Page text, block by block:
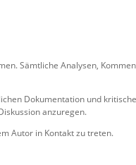
Sämtliche Analysen,
Dokumentation und
anzuregen.
Autor in Kontakt zu treten.